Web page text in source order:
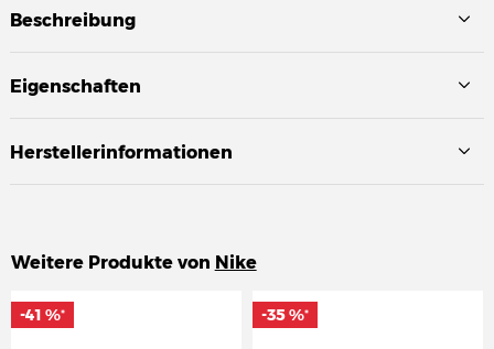
Beschreibung
Eigenschaften
Herstellerinformationen
Weitere Produkte von Nike
-41 %*
-41 %* -35 %*
-35 %*